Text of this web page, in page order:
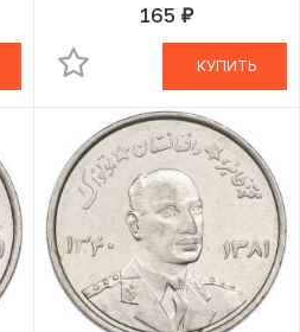
165 руб.В КОРЗИНЕ
КУПИТЬ